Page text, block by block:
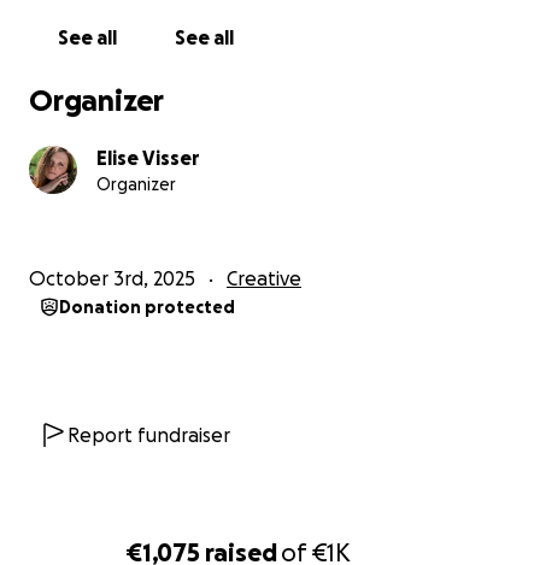
€1,075 raisedof€1K
See all See all
Organizer
Elise Visser
Organizer
October 3rd, 2025 Creative
Donation protected
Report fundraiser